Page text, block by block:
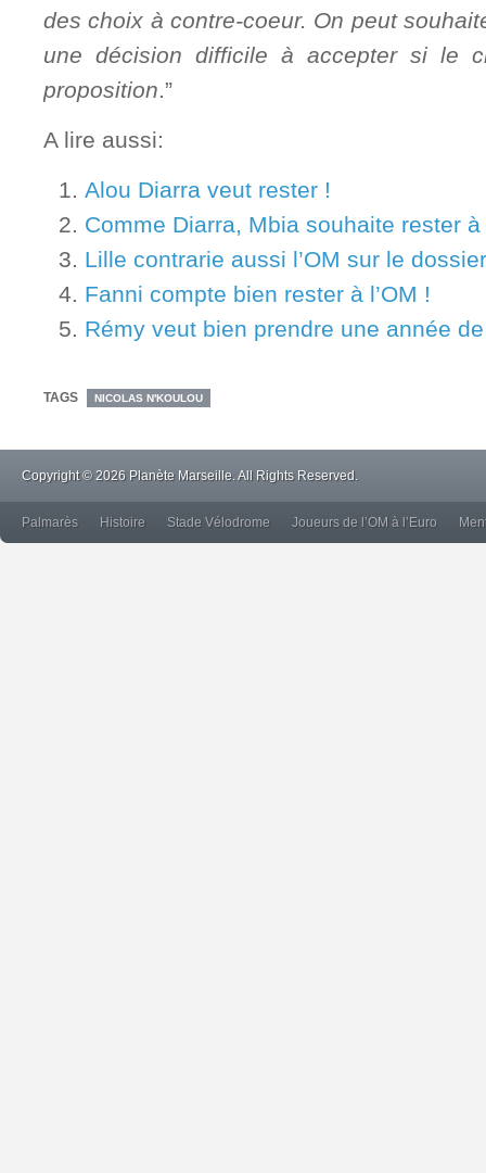
des choix à contre-coeur. On peut
une décision difficile à accepter si le
proposition.”
A lire aussi:
Alou Diarra veut rester !
Comme Diarra, Mbia souhaite rester à
Lille contrarie aussi l’OM sur le
Fanni compte bien rester à l’OM !
Rémy veut bien prendre une année
TAGS NICOLAS N'KOULOU
Copyright © 2026 Planète Marseille. All Rights Reserved.
Palmarès Histoire Stade Vélodrome Joueurs de l’OM à l’Euro